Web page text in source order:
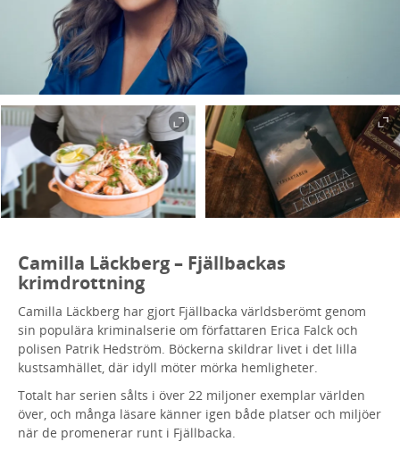
Camilla Läckberg – Fjällbackas
krimdrottning
Camilla Läckberg har gjort Fjällbacka världsberömt genom
sin populära kriminalserie om författaren Erica Falck och
polisen Patrik Hedström. Böckerna skildrar livet i det lilla
kustsamhället, där idyll möter mörka hemligheter.
Totalt har serien sålts i över 22 miljoner exemplar världen
över, och många läsare känner igen både platser och miljöer
när de promenerar runt i Fjällbacka.